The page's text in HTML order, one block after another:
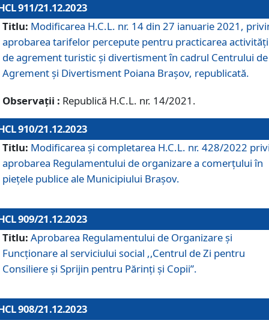
911/21.12.2023
Titlu: Modificarea H.C.L. nr. 14 din 27 ianuarie 2021,
aprobarea tarifelor percepute pentru practicarea
de agrement turistic și divertisment în cadrul Centrului de
Agrement și Divertisment Poiana Brașov, republicată.
Observații : Republică H.C.L. nr. 14/2021.
910/21.12.2023
Titlu: Modificarea și completarea H.C.L. nr. 428/2022
aprobarea Regulamentului de organizare a comerțului în
piețele publice ale Municipiului Braşov.
909/21.12.2023
Titlu: Aprobarea Regulamentului de Organizare și
Funcționare al serviciului social ,,Centrul de Zi pentru
Consiliere şi Sprijin pentru Părinţi şi Copii”.
908/21.12.2023